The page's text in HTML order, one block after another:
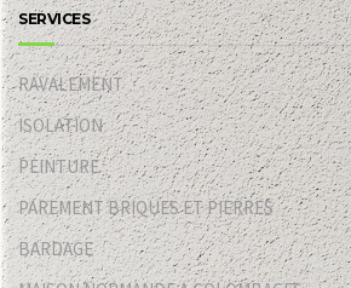
SERVICES
RAVALEMENT
ISOLATION
PEINTURE
PAREMENT BRIQUES ET PIERRES
BARDAGE